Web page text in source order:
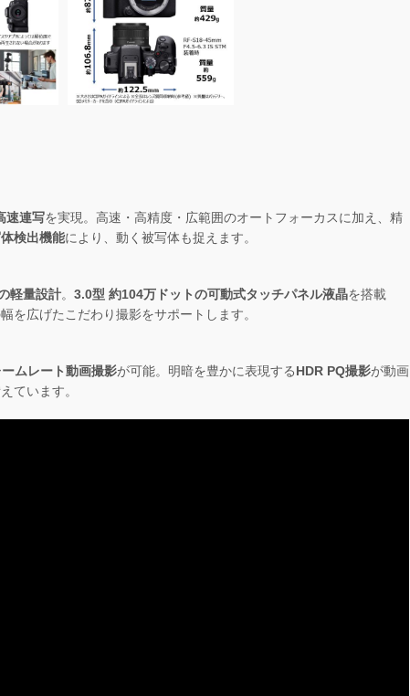
速連写を実現。高速・高精度・広範囲のオートフォーカスに加え、精
検出機能により、動く被写体も捉えます。
軽量設計。 3.0型 約104万ドットの可動式タッチパネル液晶を搭載
を広げたこだわり撮影をサポートします。
ムレート動画撮影が可能。明暗を豊かに表現するHDR PQ撮影が動画
ています。